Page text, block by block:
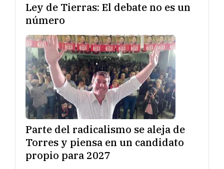
Ley de Tierras: El debate no es un
número
Parte del radicalismo se aleja de
Torres y piensa en un candidato
propio para 2027